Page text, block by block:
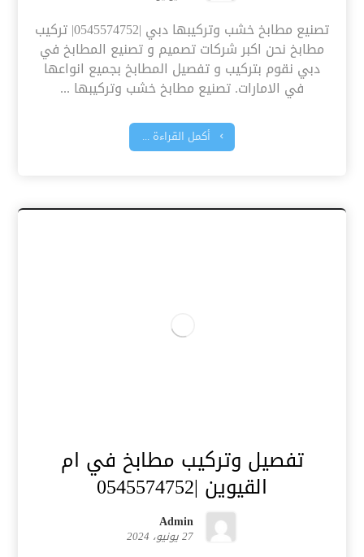
تصنيع مطابخ خشب وتركيبها دبي |0545574752| تركيب
مطابخ نحن اكبر شركات تصميم و تصنيع المطابخ في
دبي نقوم بتركيب و تفصيل المطابخ بجميع انواعها
في الامارات. تصنيع مطابخ خشب وتركيبها ...
أكمل القراءة ...
تفصيل وتركيب مطابخ في ام
القيوين |0545574752
Admin
27 يونيو، 2024